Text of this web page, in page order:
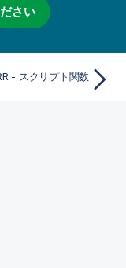
さい
- スクリプト関数